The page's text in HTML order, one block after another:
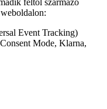
féltől származó
Event Tracking)
Mode, Klarna,